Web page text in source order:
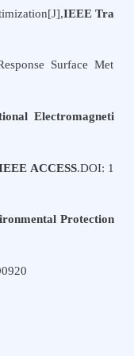
IEEE Tra
Surface Met
Electromagneti
ACCESS.DOI: 1
Protection